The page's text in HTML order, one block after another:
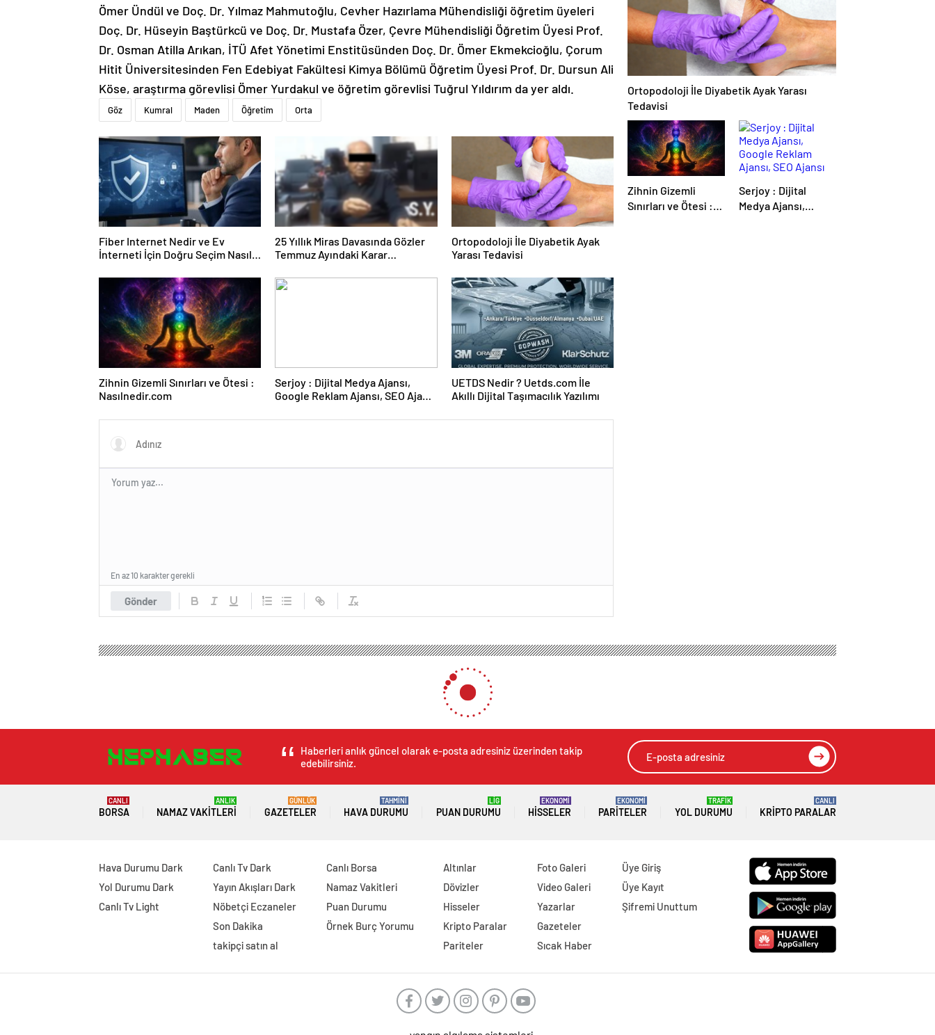
Ömer Ündül ve Doç. Dr. Yılmaz Mahmutoğlu, Cevher Hazırlama Mühendisliği öğretim üyeleri
Doç. Dr. Hüseyin Baştürkcü ve Doç. Dr. Mustafa Özer, Çevre Mühendisliği Öğretim Üyesi Prof.
Dr. Osman Atilla Arıkan, İTÜ Afet Yönetimi Enstitüsünden Doç. Dr. Ömer Ekmekcioğlu, Çorum
Hitit Üniversitesinden Fen Edebiyat Fakültesi Kimya Bölümü Öğretim Üyesi Prof. Dr. Dursun Ali
Köse, araştırma görevlisi Ömer Yurdakul ve öğretim görevlisi Tuğrul Yıldırım da yer aldı.
Göz Kumral Maden Öğretim Orta
Fiber Internet Nedir ve Ev
İnterneti İçin Doğru Seçim Nasıl
25 Yıllık Miras Davasında Gözler
Temmuz Ayındaki Karar
Ortopodoloji İle Diyabetik Ayak
Yarası Tedavisi
Zihnin Gizemli Sınırları ve Ötesi :
Nasılnedir.com
Serjoy : Dijital Medya Ajansı,
Google Reklam Ajansı, SEO Ajansı
UETDS Nedir ? Uetds.com İle
Akıllı Dijital Taşımacılık Yazılımı
Gönder
En az 10 karakter gerekli
Ortopodoloji İle Diyabetik Ayak Yarası
Tedavisi
Zihnin Gizemli
Sınırları ve Ötesi :
Serjoy : Dijital
Medya Ajansı,
Haberleri anlık güncel olarak e-posta adresiniz üzerinden takip
edebilirsiniz.
BORSA
CANLI
NAMAZ VAKITLERI
ANLIK
GAZETELER
GÜNLÜK
HAVA DURUMU
TAHMİNİ
PUAN DURUMU
LİG
HISSELER
EKONOMİ
PARITELER
EKONOMİ
YOL DURUMU
TRAFİK
KRIPTO PARALAR
CANLI
Hava Durumu Dark
Yol Durumu Dark
Canlı Tv Light
Canlı Tv Dark
Yayın Akışları Dark
Nöbetçi Eczaneler
Son Dakika
takipçi satın al
Canlı Borsa
Namaz Vakitleri
Puan Durumu
Örnek Burç Yorumu
Altınlar
Dövizler
Hisseler
Kripto Paralar
Pariteler
Foto Galeri
Video Galeri
Yazarlar
Gazeteler
Sıcak Haber
Üye Giriş
Üye Kayıt
Şifremi Unuttum